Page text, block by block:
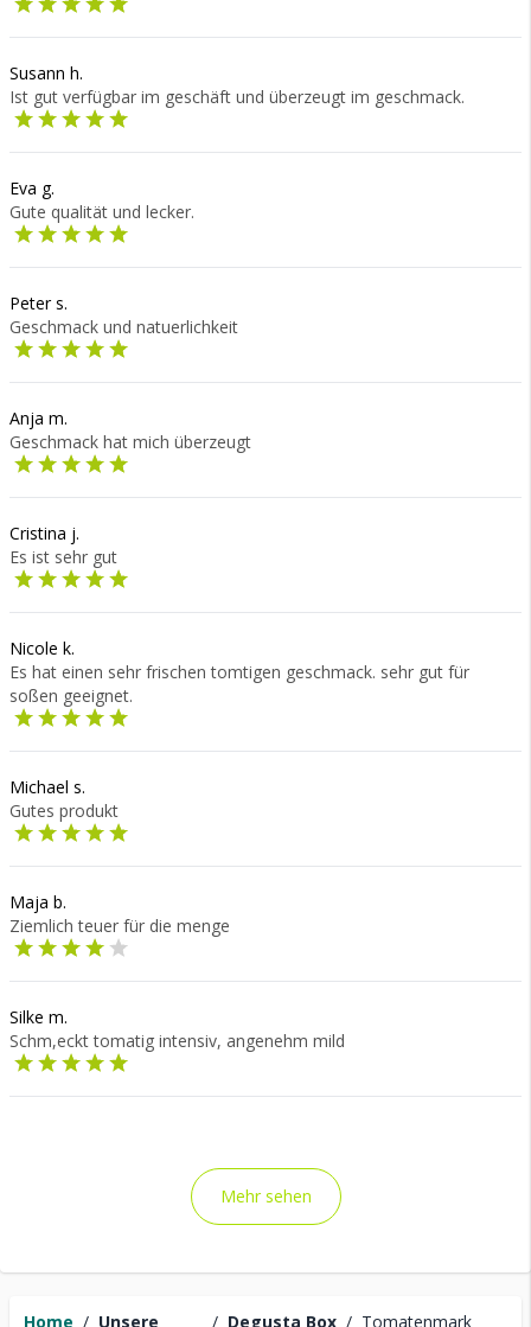
Home / Unsere
/ Degusta Box / Tomatenmark
Susann h.
Ist gut verfügbar im geschäft und überzeugt im geschmack.
Eva g.
Gute qualität und lecker.
Peter s.
Geschmack und natuerlichkeit
Anja m.
Geschmack hat mich überzeugt
Cristina j.
Es ist sehr gut
Nicole k.
Es hat einen sehr frischen tomtigen geschmack. sehr gut für
soßen geeignet.
Michael s.
Gutes produkt
Maja b.
Ziemlich teuer für die menge
Silke m.
Schm,eckt tomatig intensiv, angenehm mild
Mehr sehen